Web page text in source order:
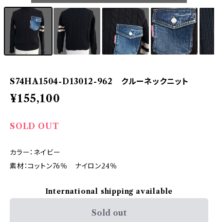
S74HA1504-D13012-962 クルーネックニット
¥155,100
SOLD OUT
カラー：ネイビー
素材：コットン76％ ナイロン24％
International shipping available
Sold out